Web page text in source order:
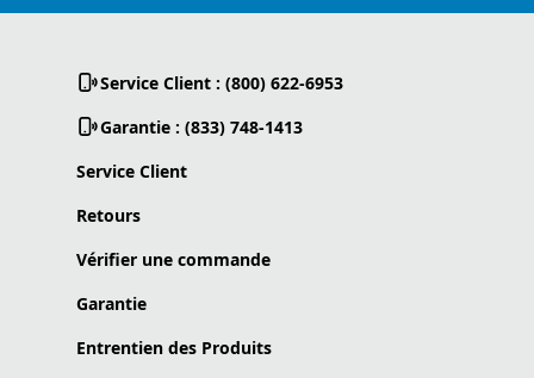
Service Client : (800) 622-6953
Garantie : (833) 748-1413
Service Client
Retours
Vérifier une commande
Garantie
Entrentien des Produits